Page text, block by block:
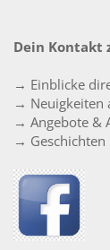
Dein Kontakt
→ Einblicke
→ Neuigkeiten
→ Angebote &
→ Geschichten